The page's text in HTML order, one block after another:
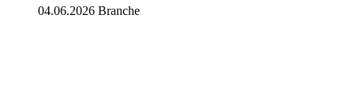
04.06.2026 Branche